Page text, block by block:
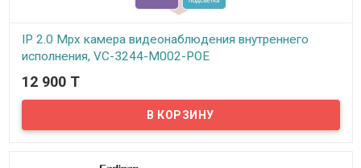
IP 2.0 Mpx камера видеонаблюдения внутреннего
исполнения, VC-3244-M002-POE
В наличии
Предлагаем IP 2.0 Mpx камеры видеонаблюдения VeSta от
российского производителя ООО АВМ (г. Новосибирск). Слоган
бренда VeSta «Качество выше цены» говорит сам за себя.
12 900 T